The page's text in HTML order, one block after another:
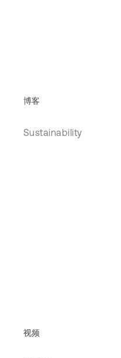
博客
Sustainability
视频